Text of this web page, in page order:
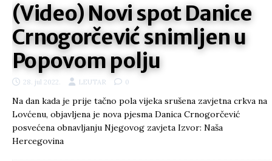
(Video) Novi spot Danice
Crnogorčević snimljen u
Popovom polju
28. jul 2022. LEUTAR 0
Na dan kada je prije tačno pola vijeka srušena zavjetna crkva na
Lovćenu, objavljena je nova pjesma Danica Crnogorčević
posvećena obnavljanju Njegovog zavjeta Izvor: Naša
Hercegovina